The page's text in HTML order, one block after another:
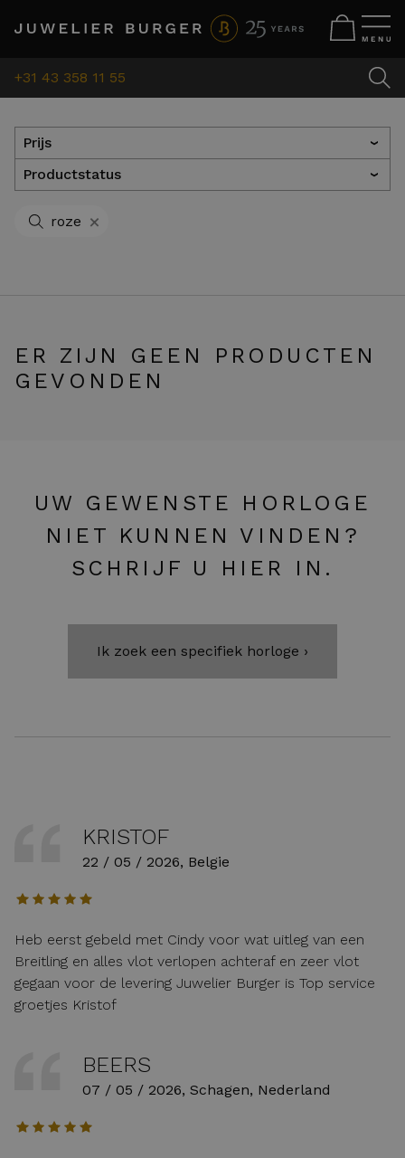
+31 43 358 11 55
Prijs ›
Productstatus ›
roze +
ER ZIJN GEEN PRODUCTEN
GEVONDEN
UW GEWENSTE HORLOGE
NIET KUNNEN VINDEN?
SCHRIJF U HIER IN.
Ik zoek een specifiek horloge ›
KRISTOF
22 / 05 / 2026, Belgie
Heb eerst gebeld met Cindy voor wat uitleg van een
Breitling en alles vlot verlopen achteraf en zeer vlot
gegaan voor de levering Juwelier Burger is Top service
groetjes Kristof
BEERS
07 / 05 / 2026, Schagen, Nederland